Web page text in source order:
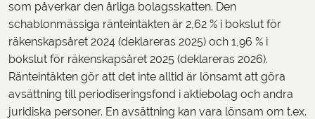
som påverkar den årliga bolagsskatten. Den
schablonmässiga ränteintäkten är 2,62 % i bokslut för
räkenskapsåret 2024 (deklareras 2025) och 1,96 % i
bokslut för räkenskapsåret 2025 (deklareras 2026).
Ränteintäkten gör att det inte alltid är lönsamt att göra
avsättning till periodiseringsfond i aktiebolag och andra
juridiska personer. En avsättning kan vara lönsam om t.ex.